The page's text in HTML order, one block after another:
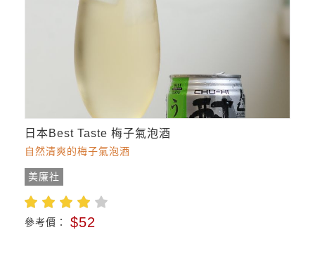
日本Best Taste 梅子氣泡酒
自然清爽的梅子氣泡酒
美廉社
參考價： $52